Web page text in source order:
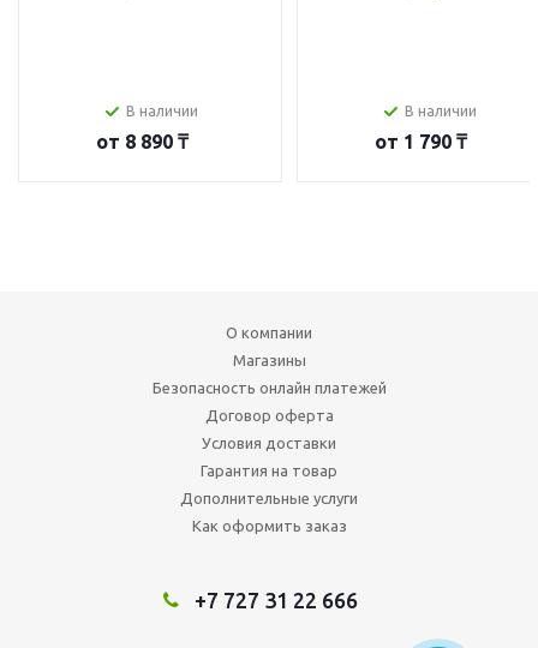
В наличии
от 8 890 ₸
В наличии
от 1 790 ₸
О компании
Магазины
Безопасность онлайн платежей
Договор оферта
Условия доставки
Гарантия на товар
Дополнительные услуги
Как оформить заказ
+7 727 31 22 666